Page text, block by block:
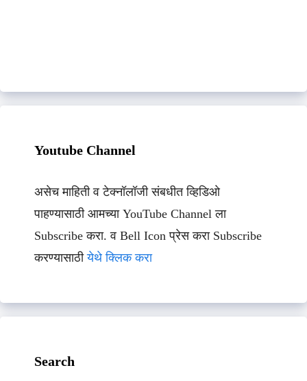
Youtube Channel
असेच माहिती व टेक्नॉलॉजी संबधीत व्हिडिओ
पाहण्यासाठी आमच्या YouTube Channel ला
Subscribe करा. व Bell Icon प्रेस करा Subscribe
करण्यासाठीयेथे क्लिक करा
Search